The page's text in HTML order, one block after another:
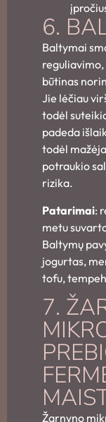
6.
Baltymai
būtinas
Jie lėčiau
todėl
padeda
todėl
potraukio
rizika.
Patarimai:
metu
Baltymų
jogurtas,
tofu,
7.
Žarnyno